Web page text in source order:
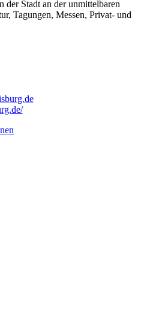
der Stadt an der unmittelbaren
Tagungen, Messen, Privat- und